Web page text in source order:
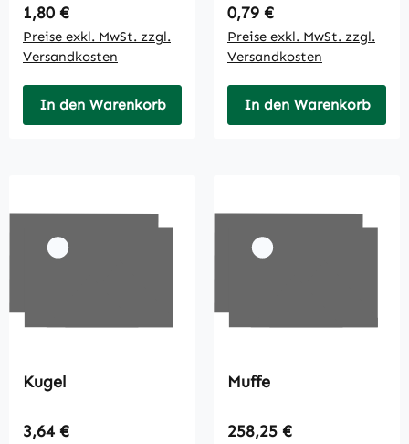
Regulärer Preis:
1,80 €
Preise exkl. MwSt. zzgl.
Versandkosten
In den Warenkorb
Regulärer Preis:
0,79 €
Preise exkl. MwSt. zzgl.
Versandkosten
In den Warenkorb
Kugel
Regulärer Preis:
3,64 €
Muffe
Regulärer Preis:
258,25 €